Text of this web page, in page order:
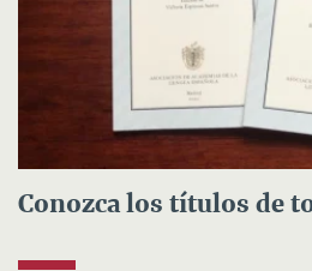
Conozca los títulos de